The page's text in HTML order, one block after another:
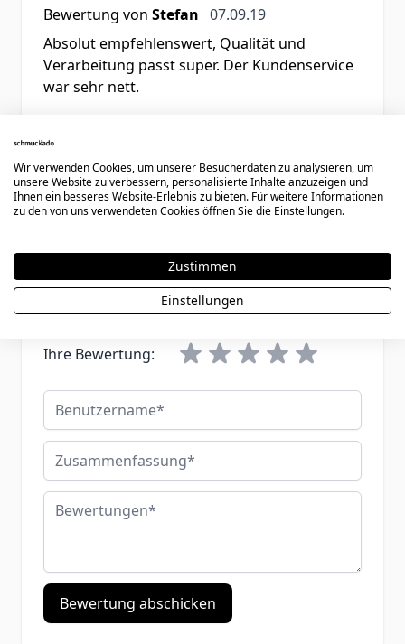
Bewertung von Stefan 7. September 2019
07.09.19
Absolut empfehlenswert, Qualität und
Verarbeitung passt super. Der Kundenservice
war sehr nett.
1 Artikel Zeige
Schreiben Sie eine Bewertung
Sie bewerten:Armband Edelstahl mit Gravurplatte - 1779
Ihre Bewertung:
Benutzername
Zusammenfassung
Bewertungen
Bewertung abschicken
Wir verwenden Cookies, um unserer Besucherdaten zu analysieren, um
unsere Website zu verbessern, personalisierte Inhalte anzuzeigen und
Ihnen ein besseres Website-Erlebnis zu bieten. Für weitere Informationen
zu den von uns verwendeten Cookies öffnen Sie die Einstellungen.
Zustimmen
Einstellungen